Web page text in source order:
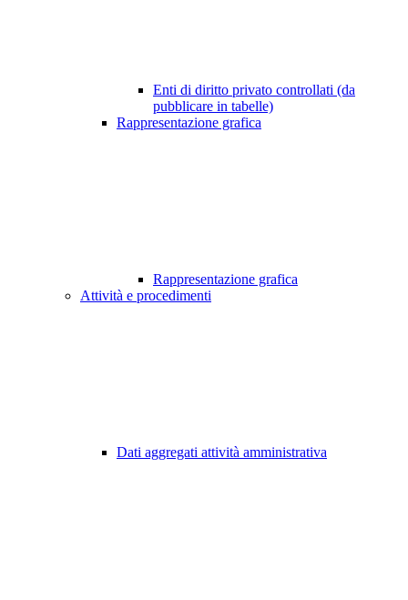
Enti di diritto privato controllati (da
pubblicare in tabelle)
Rappresentazione grafica
Rappresentazione grafica
Attività e procedimenti
Dati aggregati attività amministrativa